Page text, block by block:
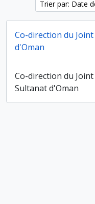
Trier par: Date
Co-direction du
d'Oman
Co-direction du Joint
Sultanat d'Oman